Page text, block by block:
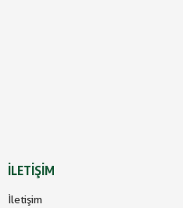
İLETİŞİM
İletişim